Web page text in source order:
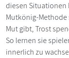
diesen Situationen
Mutkönig-Methode
Mut gibt, Trost
So lernen sie
innerlich zu